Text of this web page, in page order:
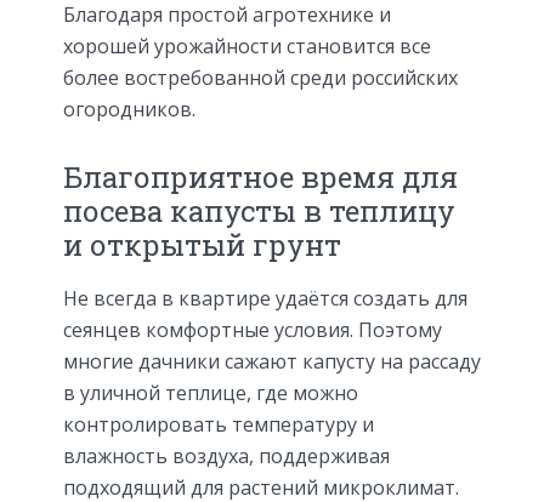
Благодаря простой агротехнике и
хорошей урожайности становится все
более востребованной среди российских
огородников.
Благоприятное время для
посева капусты в теплицу
и открытый грунт
Не всегда в квартире удаётся создать для
сеянцев комфортные условия. Поэтому
многие дачники сажают капусту на рассаду
в уличной теплице, где можно
контролировать температуру и
влажность воздуха, поддерживая
подходящий для растений микроклимат.